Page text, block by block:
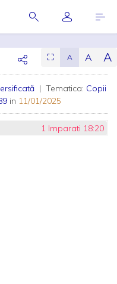
⛶ A A A
| Tematica: Copii
in 11/01/2025
1 Imparati 18:20